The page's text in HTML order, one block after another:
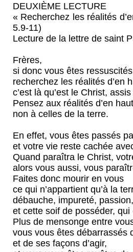
DEUXIÈME LECTURE
« Recherchez les réalités
5.9-11)
Lecture de la lettre de saint
Frères,
si donc vous êtes
recherchez les réalités d’en
c’est là qu’est le Christ,
Pensez aux réalités d’en
non à celles de la terre.
En effet, vous êtes passés
et votre vie reste cachée
Quand paraîtra le Christ,
alors vous aussi, vous
Faites donc mourir en vous
ce qui n’appartient qu’à la
débauche, impureté,
et cette soif de posséder,
Plus de mensonge entre
vous vous êtes débarrassés
et de ses façons d’agir,